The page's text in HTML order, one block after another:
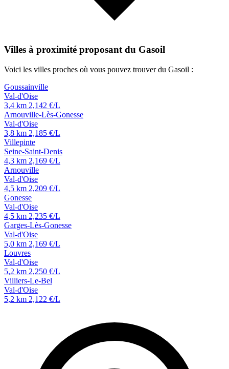
Villes à proximité proposant du Gasoil
Voici les villes proches où vous pouvez trouver du Gasoil :
Goussainville
Val-d'Oise
3,4 km 2,142 €/L
Arnouville-Lès-Gonesse
Val-d'Oise
3,8 km 2,185 €/L
Villepinte
Seine-Saint-Denis
4,3 km 2,169 €/L
Arnouville
Val-d'Oise
4,5 km 2,209 €/L
Gonesse
Val-d'Oise
4,5 km 2,235 €/L
Garges-Lès-Gonesse
Val-d'Oise
5,0 km 2,169 €/L
Louvres
Val-d'Oise
5,2 km 2,250 €/L
Villiers-Le-Bel
Val-d'Oise
5,2 km 2,122 €/L